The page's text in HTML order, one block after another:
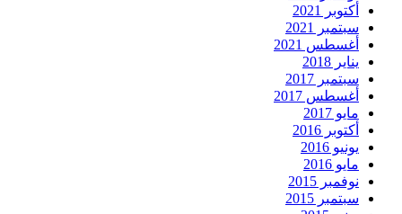
أكتوبر 2021
سبتمبر 2021
أغسطس 2021
يناير 2018
سبتمبر 2017
أغسطس 2017
مايو 2017
أكتوبر 2016
يونيو 2016
مايو 2016
نوفمبر 2015
سبتمبر 2015